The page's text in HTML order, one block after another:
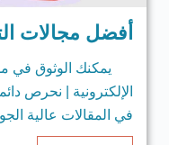
أفضل مجالات
يمكنك الوثوق في
الإلكترونية | نحرص
في المقالات عالية